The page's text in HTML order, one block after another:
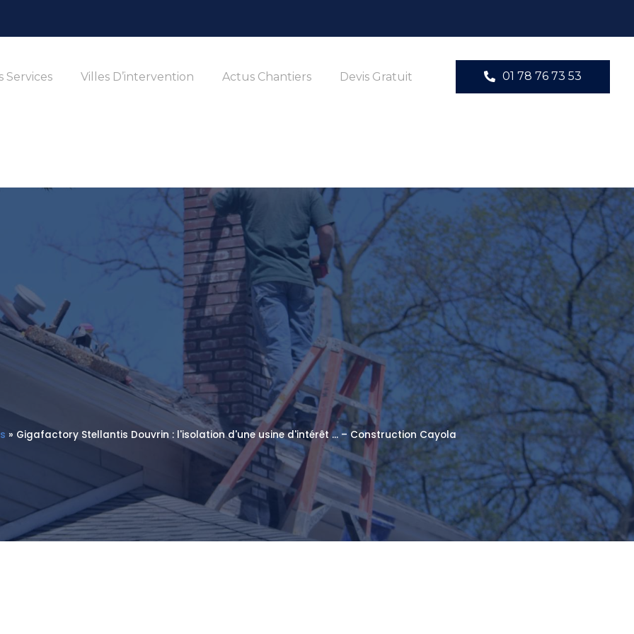
Services Villes D’intervention Actus Chantiers Devis Gratuit 01 78 76 73 53
» Gigafactory Stellantis Douvrin : l'isolation d'une usine d'intérêt … – Construction Cayola